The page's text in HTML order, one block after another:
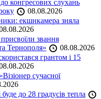
конгресових слухань
08.08.2026
екшнкамера зняла
звання
Тернополя»
08.08.2026
грантом і 15
сучасної
до 28 градусів тепла